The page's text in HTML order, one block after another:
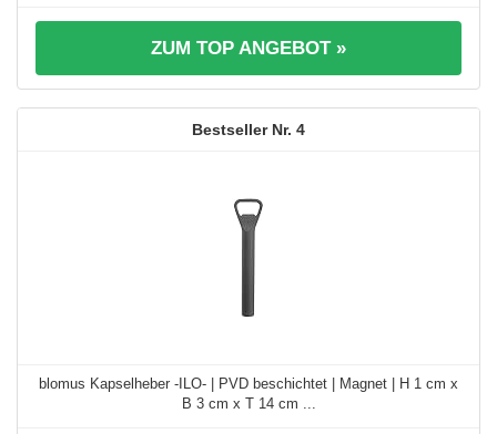
ZUM TOP ANGEBOT »
4
blomus Kapselheber -ILO- | PVD beschichtet | Magnet | H 1 cm x
B 3 cm x T 14 cm ...